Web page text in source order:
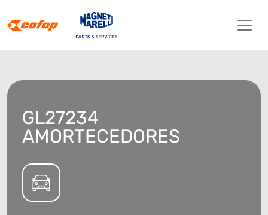
GL27234
AMORTECEDORES